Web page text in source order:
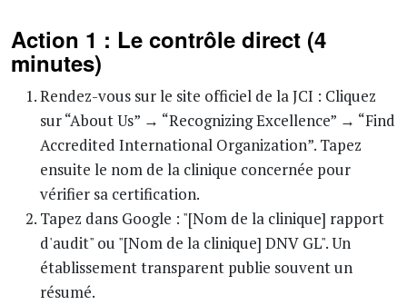
Action 1 : Le contrôle direct (4
minutes)
Rendez-vous sur le site officiel de la JCI : Cliquez
sur “About Us” → “Recognizing Excellence” → “Find
Accredited International Organization”. Tapez
ensuite le nom de la clinique concernée pour
vérifier sa certification.
Tapez dans Google : "[Nom de la clinique] rapport
d'audit" ou "[Nom de la clinique] DNV GL". Un
établissement transparent publie souvent un
résumé.